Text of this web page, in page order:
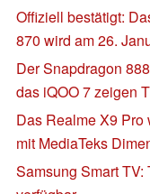
Offiziell bestätigt:
870 wird am 26.
Der Snapdragon
das iQOO 7 zeigen
Das Realme X9 Pro
mit MediaTeks
Samsung Smart